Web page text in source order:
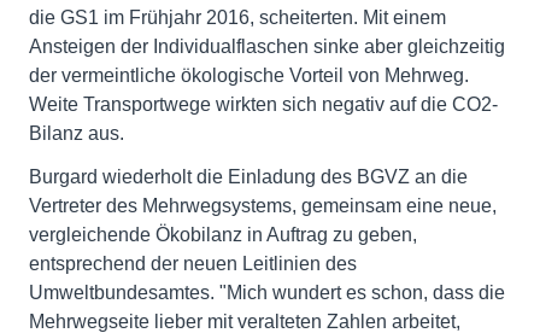
die GS1 im Frühjahr 2016, scheiterten. Mit einem
Ansteigen der Individualflaschen sinke aber gleichzeitig
der vermeintliche ökologische Vorteil von Mehrweg.
Weite Transportwege wirkten sich negativ auf die CO2-
Bilanz aus.
Burgard wiederholt die Einladung des BGVZ an die
Vertreter des Mehrwegsystems, gemeinsam eine neue,
vergleichende Ökobilanz in Auftrag zu geben,
entsprechend der neuen Leitlinien des
Umweltbundesamtes. "Mich wundert es schon, dass die
Mehrwegseite lieber mit veralteten Zahlen arbeitet,